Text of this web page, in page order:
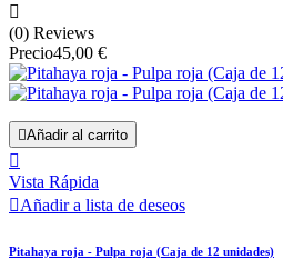

(0) Reviews
Precio45,00 €
Añadir al carrito

Vista Rápida
Añadir a lista de deseos
Pitahaya roja - Pulpa roja (Caja de 12 unidades)